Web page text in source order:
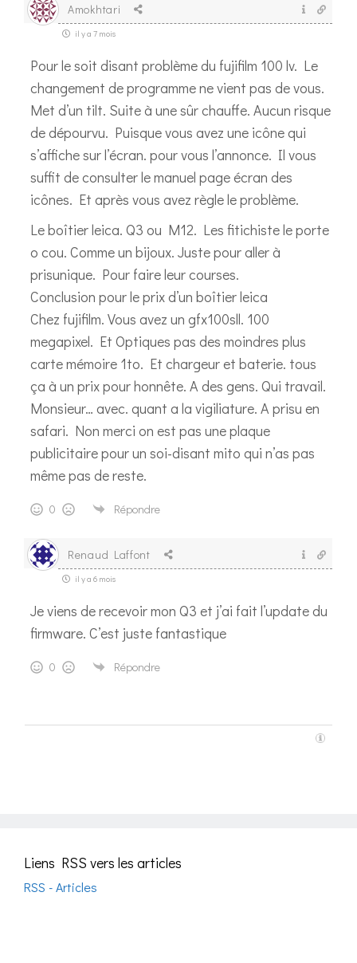
Amokhtari
il y a 7 mois
Pour le soit disant problème du fujifilm 100 lv. Le
changement de programme ne vient pas de vous.
Met d’un tilt. Suite à une sûr chauffe. Aucun risque
de dépourvu. Puisque vous avez une icône qui
s’affiche sur l’écran. pour vous l’annonce. Il vous
suffit de consulter le manuel page écran des
icônes. Et après vous avez règle le problème.
Le boîtier leica. Q3 ou M12. Les fitichiste le porte
o cou. Comme un bijoux. Juste pour aller à
prisunique. Pour faire leur courses.
Conclusion pour le prix d’un boîtier leica
Chez fujifilm. Vous avez un gfx100sll. 100
megapixel. Et Optiques pas des moindres plus
carte mémoire 1to. Et chargeur et baterie. tous
ça à un prix pour honnête. A des gens. Qui travail.
Monsieur… avec. quant a la vigiliature. A prisu en
safari. Non merci on est pas une plaque
publicitaire pour un soi-disant mito qui n’as pas
même pas de reste.
0 Répondre
Renaud Laffont
il y a 6 mois
Je viens de recevoir mon Q3 et j’ai fait l’update du
firmware. C’est juste fantastique
0 Répondre
Liens RSS vers les articles
RSS - Articles